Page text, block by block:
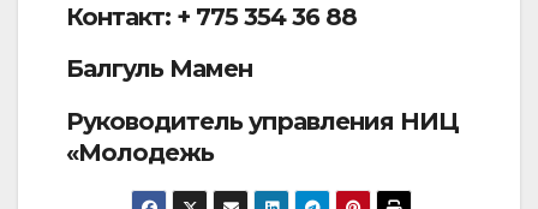
Контакт: + 775 354 36 88
Балгуль Мамен
Руководитель управления НИЦ
«Молодежь